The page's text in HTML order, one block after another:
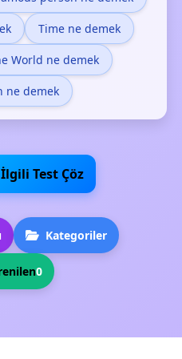
Time ne demek
World ne demek
ne demek
Test Çöz
Kategoriler
0